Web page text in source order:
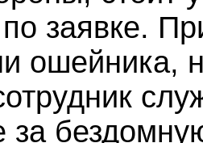
заявке.
ошейника,
за